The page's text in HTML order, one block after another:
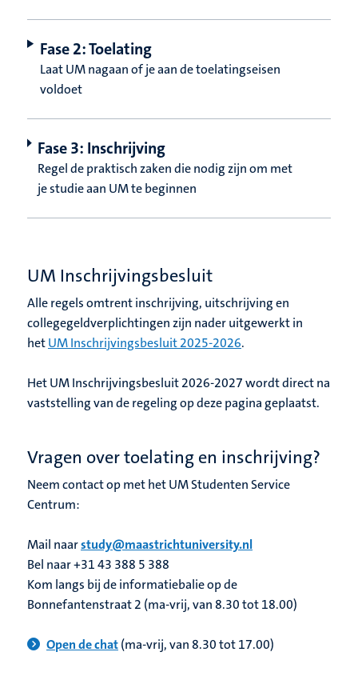
Fase 2: Toelating
Laat UM nagaan of je aan de toelatingseisen
voldoet
Fase 3: Inschrijving
Regel de praktisch zaken die nodig zijn om met
je studie aan UM te beginnen
UM Inschrijvingsbesluit
Alle regels omtrent inschrijving, uitschrijving en
collegegeldverplichtingen zijn nader uitgewerkt in
hetUM Inschrijvingsbesluit 2025-2026.
Het UM Inschrijvingsbesluit 2026-2027 wordt direct na
vaststelling van de regeling op deze pagina geplaatst.
Vragen over toelating en inschrijving?
Neem contact op met het UM Studenten Service
Centrum:
Mail naarstudy@maastrichtuniversity.nl
Bel naar +31 43 388 5 388
Kom langs bij de informatiebalie op de
Bonnefantenstraat 2 (ma-vrij, van 8.30 tot 18.00)
Open de chat(ma-vrij, van 8.30 tot 17.00)